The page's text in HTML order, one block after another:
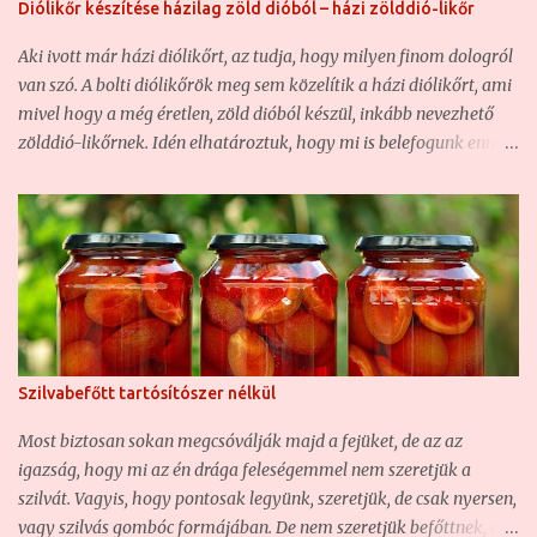
szájösszeragadósan édes, de mindenképpen közelebb áll az
édeshez, mint a félédeshez. Ugyanakkor annyira finom lett, hogy
hiába több, mint tíz liter lett, nem fog sokáig tartani... Hozzávalók
a házi meggyborhoz: - 10 kg meggy - 3+2 liter víz - 2+1 kg
kristályc...
Diólikőr készítése házilag zöld dióból – házi zölddió-likőr
Aki ivott már házi diólikőrt, az tudja, hogy milyen finom dologról
van szó. A bolti diólikőrök meg sem közelítik a házi diólikőrt, ami
mivel hogy a még éretlen, zöld dióból készül, inkább nevezhető
zölddió-likőrnek. Idén elhatároztuk, hogy mi is belefogunk ennek
gyógyital is, ahogy Zilahay Ágnes már régen (1892) megírta,
kitűnő gyomorerősítő is... Zilahy Ágnes - Valódi magyar
szakácskönyv (1892): Egy 3 literes bőszáju üvegbe tegyünk
karikára vágott 20 gyenge zöld diót, 20 szem szegfüszeget, két
darab fahéjat és fél kiló czukrot. Ezeket kevés vizzel felfőzve,
öntsük az üvegbe és töltsük tele az üveget seprő, vagy
törkölypálinkával. Az üvegeket időnként rázzuk fel. Pár hét alatt
össze érik; gyomor fájdalom ellen igen hathatós gyógyszer. Mi
most ezt az alapreceptet bővítettük ki egy kicsit fűszerekkel, és
cukorral, hogy ne diópálinka, hanem diólikőr legyen belőle. Az
arányokon mindenki módosítson magának nyugodta...
Szilvabefőtt tartósítószer nélkül
Most biztosan sokan megcsóválják majd a fejüket, de az az
igazság, hogy mi az én drága feleségemmel nem szeretjük a
szilvát. Vagyis, hogy pontosak legyünk, szeretjük, de csak nyersen,
vagy szilvás gombóc formájában. De nem szeretjük befőttnek, és